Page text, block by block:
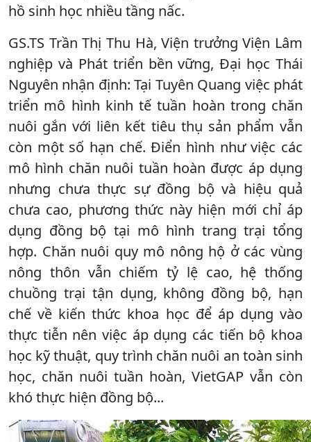
hồ sinh học nhiều tầng nấc.
GS.TS Trần Thị Thu Hà, Viện trưởng Viện Lâm
nghiệp và Phát triển bền vững, Đại học Thái
Nguyên nhận định: Tại Tuyên Quang việc phát
triển mô hình kinh tế tuần hoàn trong chăn
nuôi gắn với liên kết tiêu thụ sản phẩm vẫn
còn một số hạn chế. Điển hình như việc các
mô hình chăn nuôi tuần hoàn được áp dụng
nhưng chưa thực sự đồng bộ và hiệu quả
chưa cao, phương thức này hiện mới chỉ áp
dụng đồng bộ tại mô hình trang trại tổng
hợp. Chăn nuôi quy mô nông hộ ở các vùng
nông thôn vẫn chiếm tỷ lệ cao, hệ thống
chuồng trại tận dụng, không đồng bộ, hạn
chế về kiến thức khoa học để áp dụng vào
thực tiễn nên việc áp dụng các tiến bộ khoa
học kỹ thuật, quy trình chăn nuôi an toàn sinh
học, chăn nuôi tuần hoàn, VietGAP vẫn còn
khó thực hiện đồng bộ...